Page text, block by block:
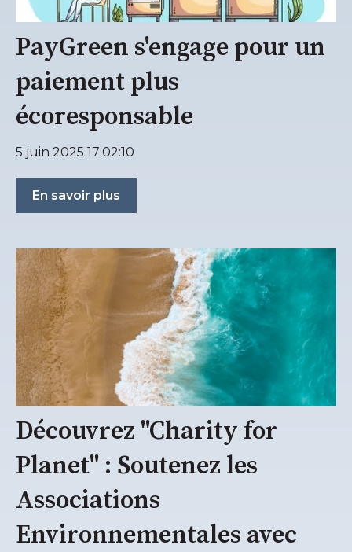
PayGreen s'engage pour un
paiement plus
écoresponsable
5 juin 2025 17:02:10
En savoir plus
Découvrez "Charity for
Planet" : Soutenez les
Associations
Environnementales avec